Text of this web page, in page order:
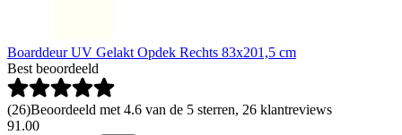
Boarddeur UV Gelakt Opdek Rechts 83x201,5 cm
Best beoordeeld
(26)Beoordeeld met 4.6 van de 5 sterren, 26 klantreviews
91 .00